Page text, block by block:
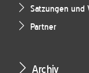
Satzungen und
Partner
Archiv